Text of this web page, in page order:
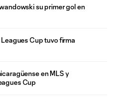
su primer gol en
Cup tuvo firma
en MLS y
Cup